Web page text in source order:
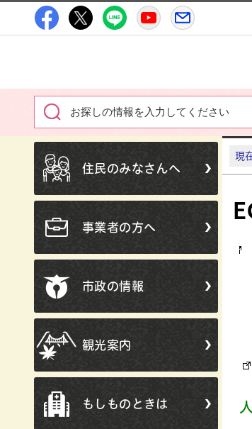
高萩市公式Facebook
高萩市公式X高萩市公式LINE
高萩市
住民のみなさんへ
事業者の方へ
市政の情報
観光案内
もしものときは
現